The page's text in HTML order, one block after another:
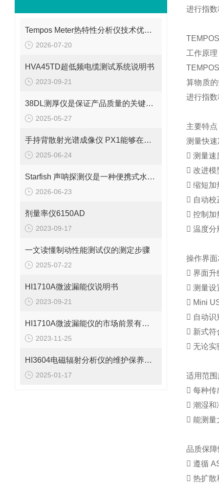
Tempos Meter热特性分析仪技术优势：快速、无损与广泛适用性
2026-07-20
HVA45TD超低频电缆测试系统说明书
2023-09-21
38DL测厚仪是保证产品质量的关键工具之一
2025-05-27
手持背散射光谱成像仪 PX1能够在短时间内生成被检测物体的图像
2025-06-24
Starfish 声呐探测仪是一种便携式水下成像设备
2026-06-23
剂量率仪6150AD
2023-09-17
一文读懂制动性能测试仪的测定步骤
2025-07-22
HI1710A微波漏能仪说明书
2023-09-21
HI1710A微波漏能仪的市场前景有望改善
2023-11-25
HI3604电磁辐射分析仪的维护保养需要从多个方面入手
2025-01-17
进行指
工作原理
算物质
进行指
主要特点
测量快
 测量速
 改进模
 缩短加
 自动校
 控制加
 温度
操作界
 界面
 测量
 Mini
 自动识
 新式符
 无论实
适用范
 每种传
 潮湿和
 能测量
品质保
 遵循
 热扩散